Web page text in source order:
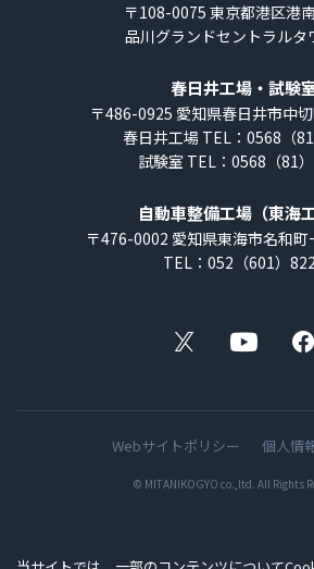
〒108-0075 東京都港区港
品川グランドセントラルタ
春日井工場・試験
〒486-0925 愛知県春日井市中
春日井工場 TEL：0568（
試験室 TEL：0568（81
自動車整備工場（東海工
〒476-0002 愛知県東海市名和
TEL：052（601）
Webサイトポリシー 個人情
© MITANIKOGYO co.,ltd. All Rights